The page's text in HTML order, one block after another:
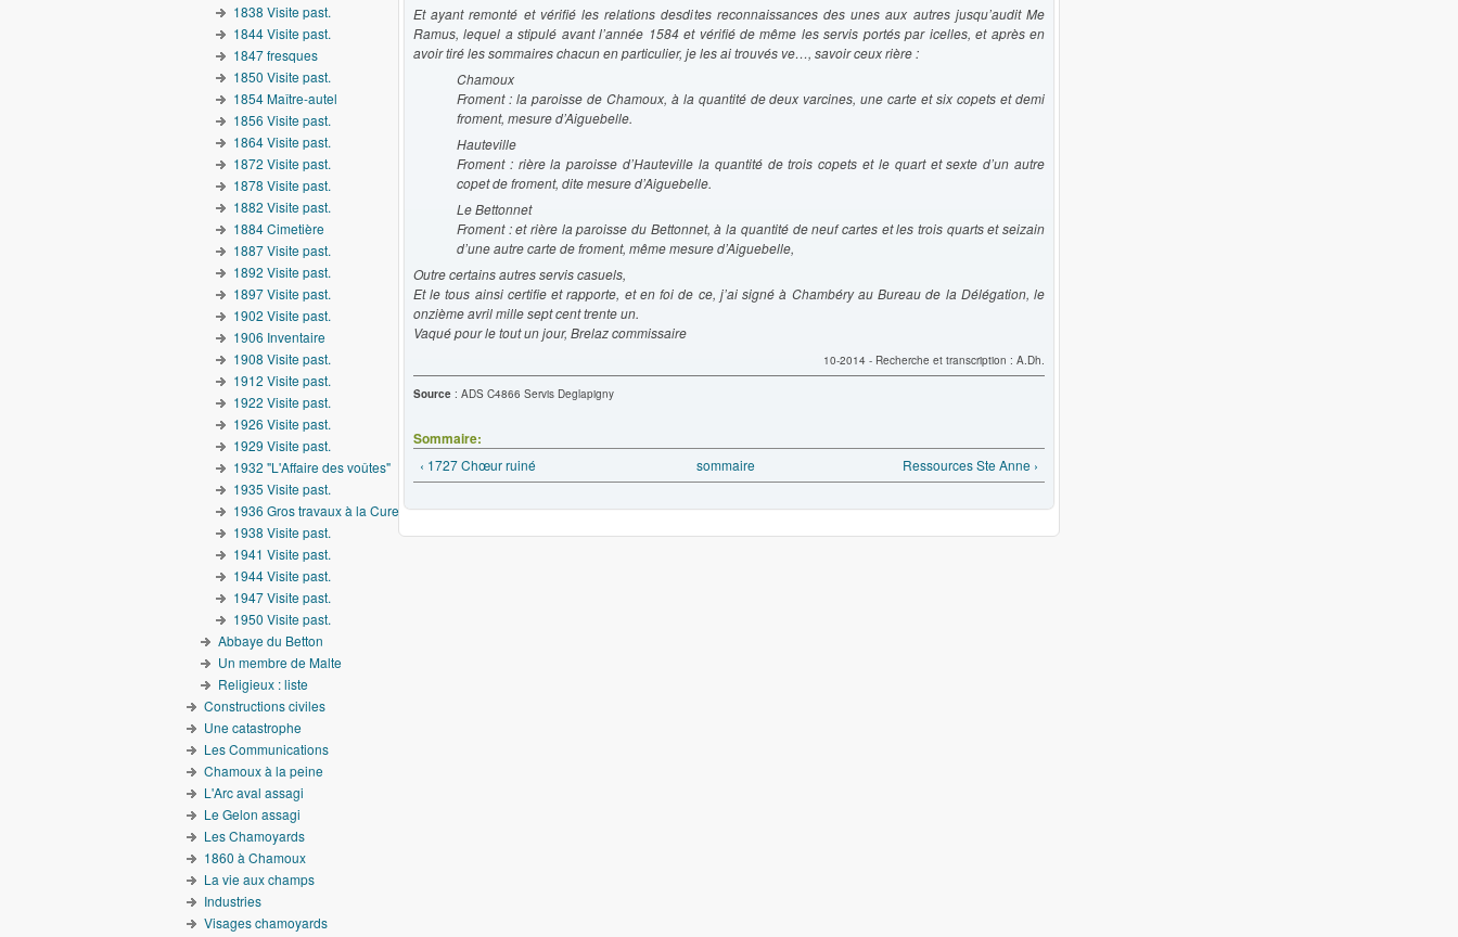
Et ayant remonté et vérifié les relations desdites reconnaissances des unes aux autres jusqu’audit Me
Ramus, lequel a stipulé avant l’année 1584 et vérifié de même les servis portés par icelles, et après en
avoir tiré les sommaires chacun en particulier, je les ai trouvés ve…, savoir ceux rière :
Chamoux
Froment : la paroisse de Chamoux, à la quantité de deux varcines, une carte et six copets et demi
froment, mesure d’Aiguebelle.
Hauteville
Froment : rière la paroisse d’Hauteville la quantité de trois copets et le quart et sexte d’un autre
copet de froment, dite mesure d’Aiguebelle.
Le Bettonnet
Froment : et rière la paroisse du Bettonnet, à la quantité de neuf cartes et les trois quarts et seizain
d’une autre carte de froment, même mesure d’Aiguebelle,
Outre certains autres servis casuels,
Et le tous ainsi certifie et rapporte, et en foi de ce, j’ai signé à Chambéry au Bureau de la Délégation, le
onzième avril mille sept cent trente un.
Vaqué pour le tout un jour, Brelaz commissaire
10-2014 - Recherche et transcription : A.Dh.
Source : ADS C4866 Servis Deglapigny
Sommaire:
‹ 1727 Chœur ruiné sommaire Ressources Ste Anne ›
1838 Visite past.
1844 Visite past.
1847 fresques
1850 Visite past.
1854 Maître-autel
1856 Visite past.
1864 Visite past.
1872 Visite past.
1878 Visite past.
1882 Visite past.
1884 Cimetière
1887 Visite past.
1892 Visite past.
1897 Visite past.
1902 Visite past.
1906 Inventaire
1908 Visite past.
1912 Visite past.
1922 Visite past.
1926 Visite past.
1929 Visite past.
1932 "L'Affaire des voûtes"
1935 Visite past.
1936 Gros travaux à la Cure
1938 Visite past.
1941 Visite past.
1944 Visite past.
1947 Visite past.
1950 Visite past.
Abbaye du Betton
Un membre de Malte
Religieux : liste
Constructions civiles
Une catastrophe
Les Communications
Chamoux à la peine
L'Arc aval assagi
Le Gelon assagi
Les Chamoyards
1860 à Chamoux
La vie aux champs
Industries
Visages chamoyards